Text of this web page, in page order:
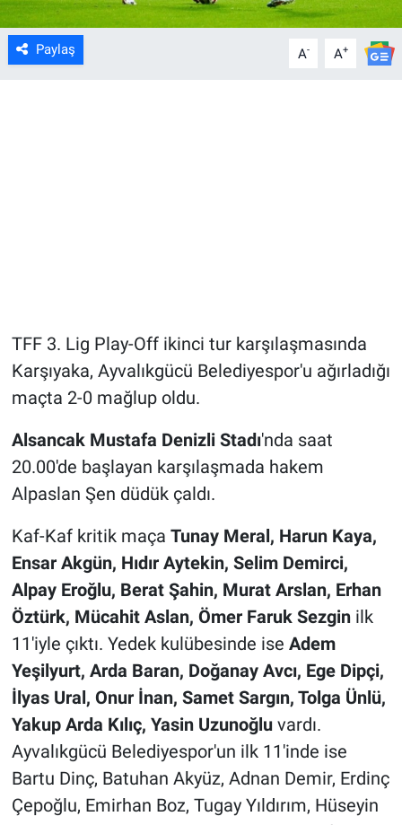
Paylaş A- A+
TFF 3. Lig Play-Off ikinci tur karşılaşmasında
Karşıyaka, Ayvalıkgücü Belediyespor'u ağırladığı
maçta 2-0 mağlup oldu.
Alsancak Mustafa Denizli Stadı'nda saat
20.00'de başlayan karşılaşmada hakem
Alpaslan Şen düdük çaldı.
Kaf-Kaf kritik maça Tunay Meral, Harun Kaya,
Ensar Akgün, Hıdır Aytekin, Selim Demirci,
Alpay Eroğlu, Berat Şahin, Murat Arslan, Erhan
Öztürk, Mücahit Aslan, Ömer Faruk Sezginilk
11'iyle çıktı. Yedek kulübesinde ise Adem
Yeşilyurt, Arda Baran, Doğanay Avcı, Ege Dipçi,
İlyas Ural, Onur İnan, Samet Sargın, Tolga Ünlü,
Yakup Arda Kılıç, Yasin Uzunoğluvardı.
Ayvalıkgücü Belediyespor'un ilk 11'inde ise
Bartu Dinç, Batuhan Akyüz, Adnan Demir, Erdinç
Çepoğlu, Emirhan Boz, Tugay Yıldırım, Hüseyin